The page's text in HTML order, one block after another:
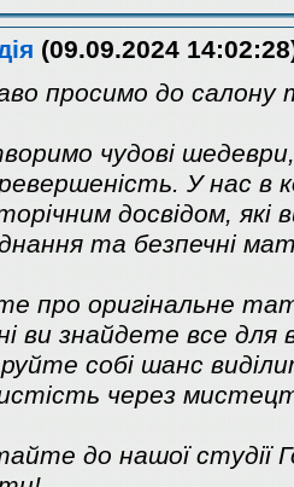
(09.09.2024
просимо до
чудові
У нас в
досвідом,
та безпечні
про оригінальне
ви знайдете все для
собі шанс
через
до нашої студії